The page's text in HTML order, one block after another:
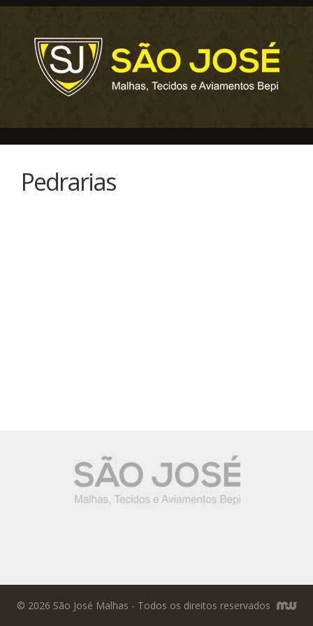
Pedrarias
© 2026 São José Malhas - Todos os direitos reservados